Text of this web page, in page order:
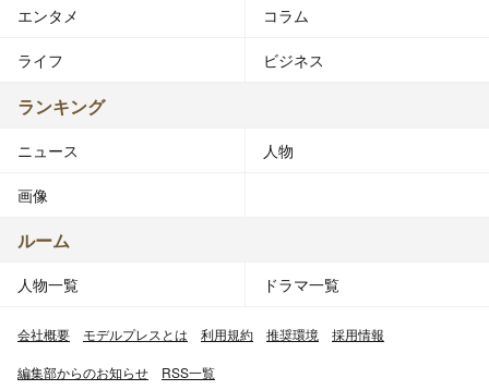
エンタメ コラム
ライフ ビジネス
ランキング
ニュース 人物
画像
ルーム
人物一覧 ドラマ一覧
会社概要 モデルプレスとは 利用規約 推奨環境 採用情報
編集部からのお知らせ RSS一覧